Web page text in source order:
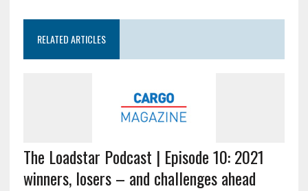
RELATED ARTICLES
The Loadstar Podcast | Episode 10: 2021
winners, losers – and challenges ahead